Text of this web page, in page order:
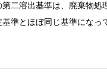
二溶出基準は、廃棄物
準とほぼ同じ基準になっ